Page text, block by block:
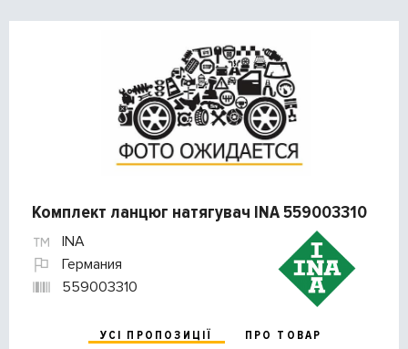
Комплект ланцюг натягувач INA 559003310
INA
Германия
559003310
УСІ ПРОПОЗИЦІЇ
ПРО ТОВАР